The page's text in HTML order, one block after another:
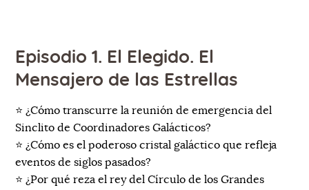
Episodio 1. El Elegido. El
Mensajero de las Estrellas
⭐ ¿Cómo transcurre la reunión de emergencia del
Sinclito de Coordinadores Galácticos?
⭐ ¿Cómo es el poderoso cristal galáctico que refleja
eventos de siglos pasados?
⭐ ¿Por qué reza el rey del Círculo de los Grandes